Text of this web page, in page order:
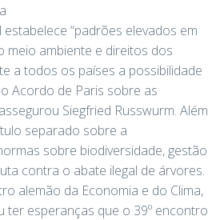
“padrões elevados em
meio ambiente e direitos dos
a todos os países a possibilidade
Acordo de Paris sobre as
Siegfried Russwurm. Além
separado sobre a
sobre biodiversidade, gestão
contra o abate ilegal de árvores.
alemão da Economia e do Clima,
ter esperanças que o 39º encontro